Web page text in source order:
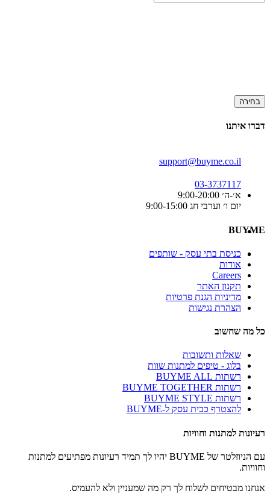
בחירה
דברו איתנו
support@buyme.co.il
03-3737117
א׳-ה׳ 9:00-20:00
יום ו׳ וערבי חג 9:00-15:00
BUYME
כניסת בתי עסק - שותפים
אודות
Careers
תקנון האתר
מדיניות הגנת פרטיות
הצהרת נגישות
כל מה שחשוב
שאלות ותשובות
בלוג - טיפים למתנות שוות
רשתות BUYME ALL
רשתות BUYME TOGETHER
רשתות BUYME STYLE
להצטרף כבית עסק ל-BUYME
רעיונות למתנות וחוויות
עם הניוזלטר של BUYME יהיו לך תמיד רעיונות מפתיעים למתנות
וחוויות.
אנחנו מבטיחים לשלוח לך רק מה שמעניין ולא להעמיס.